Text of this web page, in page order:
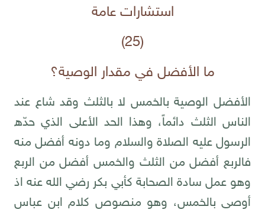
استشارات عامة
(25)
ما الأفضل في مقدار الوصية؟
الأفضل الوصية بالخمس لا بالثلث وقد شاع عند
الناس الثلث دائماً، وهذا الحد الأعلى الذي حدّه
الرسول عليه الصلاة والسلام وما دونه أفضل منه
فالربع أفضل من الثلث والخمس أفضل من الربع
وهو عمل سادة الصحابة كأبي بكر رضي الله عنه اذ
أوصى بالخمس، وهو منصوص كلام ابن عباس